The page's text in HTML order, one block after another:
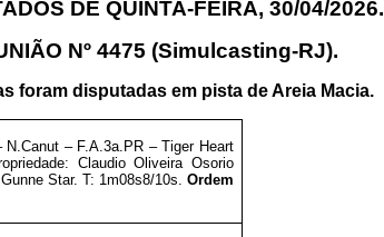
DE QUINTA-FEIRA, 30/04/2026.
Nº 4475 (Simulcasting-RJ).
foram disputadas em pista de Areia Macia.
N.Canut – F.A.3a.PR – Tiger Heart
Claudio Oliveira Osorio
Star. T: 1m08s8/10s. Ordem